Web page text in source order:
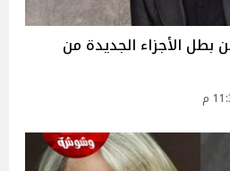
بطل الأجزاء الجديدة من